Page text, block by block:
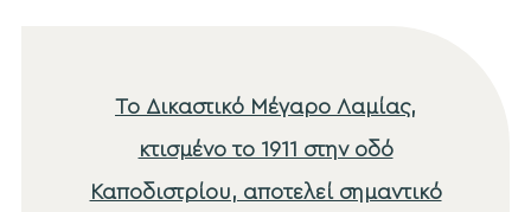
Το Δικαστικό Μέγαρο Λαμίας,
κτισμένο το 1911 στην οδό
Καποδιστρίου, αποτελεί σημαντικό